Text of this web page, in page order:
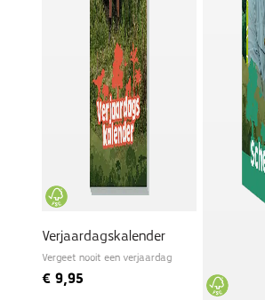
Verjaardagskalender
Vergeet nooit een verjaardag
€ 9,95